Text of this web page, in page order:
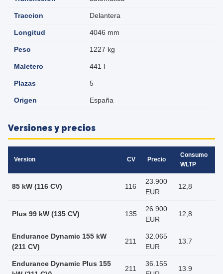
Traccion Delantera
Longitud 4046 mm
Peso 1227 kg
Maletero 441 l
Plazas 5
Origen España
Versiones y precios
Version CV Precio
Consumo
WLTP
85 kW (116 CV) 116
23.900
EUR
12,8
Plus 99 kW (135 CV) 135
26.900
EUR
12,8
Endurance Dynamic 155 kW
(211 CV)
211
32.065
EUR
13.7
Endurance Dynamic Plus 155
211
36.155
13.9